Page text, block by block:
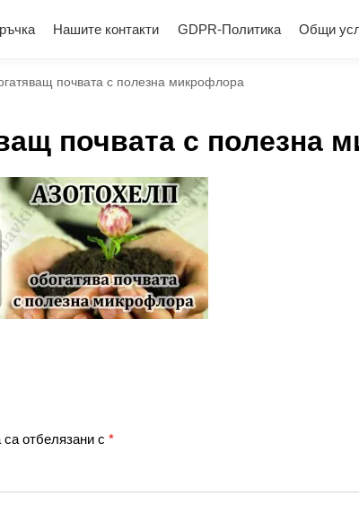
Нашите контакти GDPR-Политика Общи
почвата с полезна микрофлора
почвата с полезна
отбелязани с *